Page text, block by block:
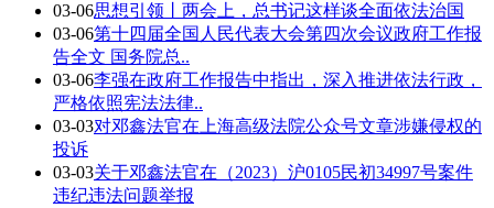
03-06思想引领丨两会上，总书记这样谈全面依法治国
03-06第十四届全国人民代表大会第四次会议政府工作报
告全文 国务院总..
03-06李强在政府工作报告中指出，深入推进依法行政，
严格依照宪法法律..
03-03对邓鑫法官在上海高级法院公众号文章涉嫌侵权的
投诉
03-03关于邓鑫法官在（2023）沪0105民初34997号案件
违纪违法问题举报